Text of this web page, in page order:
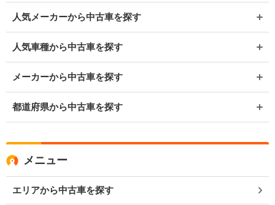
人気メーカーから中古車を探す
人気車種から中古車を探す
メーカーから中古車を探す
都道府県から中古車を探す
メニュー
エリアから中古車を探す